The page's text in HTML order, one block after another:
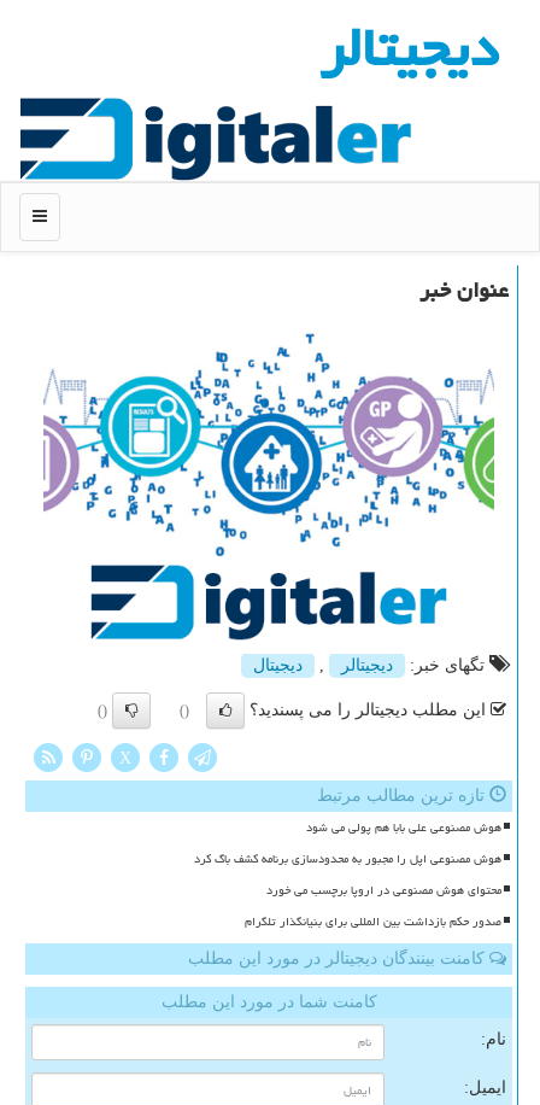
دیجیتالر
منو
عنوان خبر
تگهای خبر: دیجیتالر دیجیتال
این مطلب دیجیتالر را می پسندید؟ ()
()
X
تازه ترین مطالب مرتبط
هوش مصنوعی علی بابا هم پولی می شود
هوش مصنوعی اپل را مجبور به محدودسازی برنامه کشف باگ کرد
محتوای هوش مصنوعی در اروپا برچسب می خورد
صدور حکم بازداشت بین المللی برای بنیانگذار تلگرام
کامنت بینندگان دیجیتالر در مورد این مطلب
کامنت شما در مورد این مطلب
نام:
ایمیل: